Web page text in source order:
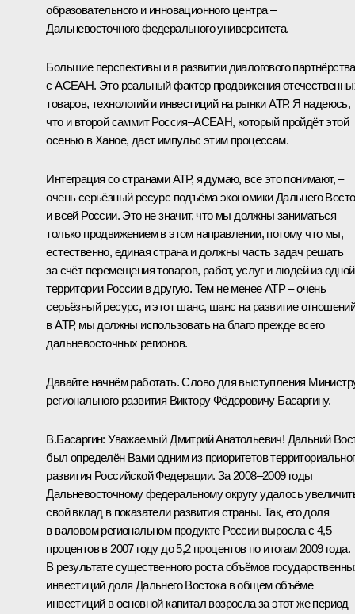
образовательного и инновационного центра –
Дальневосточного федерального университета.
Большие перспективы и в развитии диалогового партнёрства
с АСЕАН. Это реальный фактор продвижения
товаров, технологий и инвестиций на рынки АТР. Я надеюсь,
что и второй саммит Россия–АСЕАН, который пройдёт этой
осенью в Ханое, даст импульс этим процессам.
Интеграция со странами АТР, я думаю, все это понимают, –
очень серьёзный ресурс подъёма экономики Дальнего
и всей России. Это не значит, что мы должны заниматься
только продвижением в этом направлении, потому что мы,
естественно, единая страна и должны часть задач решать
за счёт перемещения товаров, работ, услуг и людей из одной
территории России в другую. Тем не менее АТР – очень
серьёзный ресурс, и этот шанс, шанс на развитие
в АТР, мы должны использовать на благо прежде всего
дальневосточных регионов.
Давайте начнём работать. Слово для выступления
регионального развития Виктору Фёдоровичу Басаргину.
В.Басаргин: Уважаемый Дмитрий Анатольевич! Дальний
был определён Вами одним из приоритетов
развития Российской Федерации. За 2008–2009 годы
Дальневосточному федеральному округу удалось
свой вклад в показатели развития страны. Так, его доля
в валовом региональном продукте России выросла с 4,5
процентов в 2007 году до 5,2 процентов по итогам 2009 года.
В результате существенного роста объёмов
инвестиций доля Дальнего Востока в общем объёме
инвестиций в основной капитал возросла за этот же период